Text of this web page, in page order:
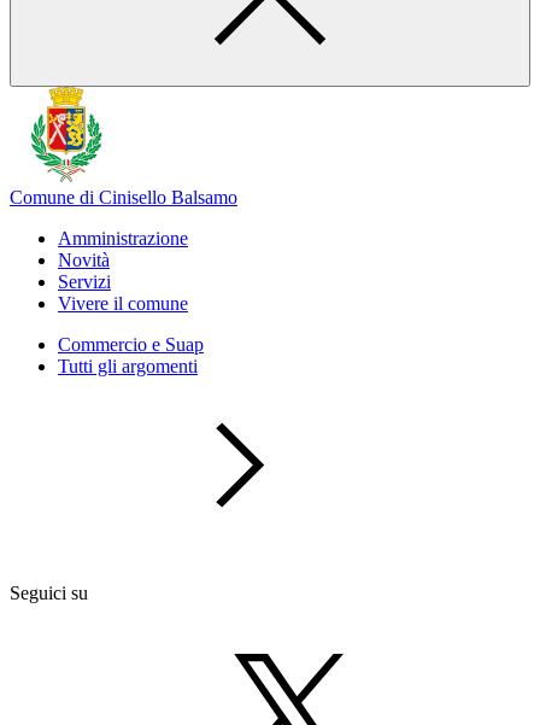
Comune di Cinisello Balsamo
Amministrazione
Novità
Servizi
Vivere il comune
Commercio e Suap
Tutti gli argomenti
Seguici su